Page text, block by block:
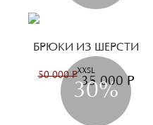
БРЮКИ ИЗ ШЕРСТИ
50 000 Р35 000 Р
XXSL
30%